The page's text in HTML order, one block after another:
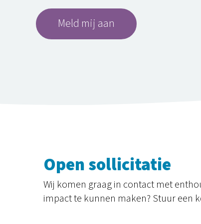
Open sollicitatie
Wij komen graag in contact met
impact te kunnen maken? Stuur een